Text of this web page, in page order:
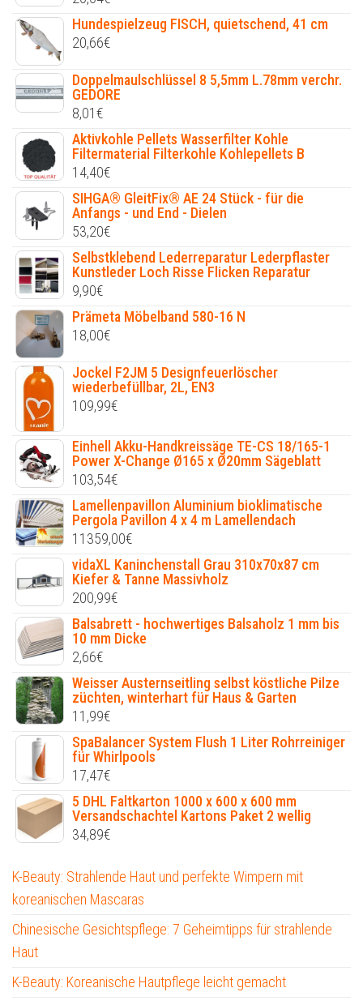
Hundespielzeug FISCH, quietschend, 41 cm
20,66€
Doppelmaulschlüssel 8 5,5mm L.78mm verchr.
GEDORE
8,01€
Aktivkohle Pellets Wasserfilter Kohle
Filtermaterial Filterkohle Kohlepellets B
14,40€
SIHGA® GleitFix® AE 24 Stück - für die
Anfangs - und End - Dielen
53,20€
Selbstklebend Lederreparatur Lederpflaster
Kunstleder Loch Risse Flicken Reparatur
9,90€
Prämeta Möbelband 580-16 N
18,00€
Jockel F2JM 5 Designfeuerlöscher
wiederbefüllbar, 2L, EN3
109,99€
Einhell Akku-Handkreissäge TE-CS 18/165-1
Power X-Change Ø165 x Ø20mm Sägeblatt
103,54€
Lamellenpavillon Aluminium bioklimatische
Pergola Pavillon 4 x 4 m Lamellendach
11359,00€
vidaXL Kaninchenstall Grau 310x70x87 cm
Kiefer & Tanne Massivholz
200,99€
Balsabrett - hochwertiges Balsaholz 1 mm bis
10 mm Dicke
2,66€
Weisser Austernseitling selbst köstliche Pilze
züchten, winterhart für Haus & Garten
11,99€
SpaBalancer System Flush 1 Liter Rohrreiniger
für Whirlpools
17,47€
5 DHL Faltkarton 1000 x 600 x 600 mm
Versandschachtel Kartons Paket 2 wellig
34,89€
K-Beauty: Strahlende Haut und perfekte Wimpern mit
koreanischen Mascaras
Chinesische Gesichtspflege: 7 Geheimtipps für strahlende
Haut
K-Beauty: Koreanische Hautpflege leicht gemacht